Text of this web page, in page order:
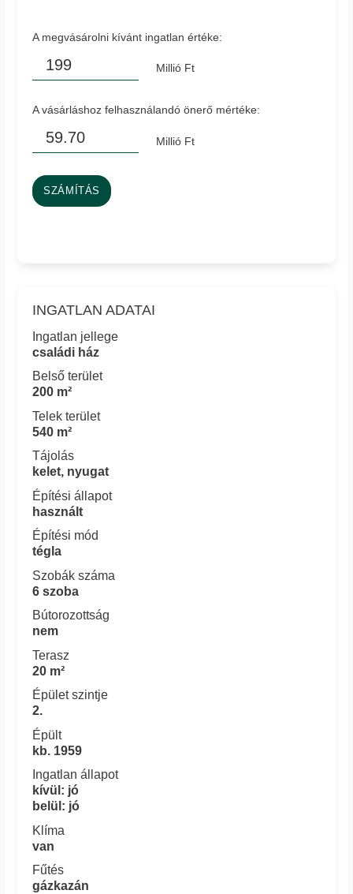
A megvásárolni kívánt ingatlan értéke:
Millió Ft
A vásárláshoz felhasználandó önerő mértéke:
Millió Ft
SZÁMÍTÁS
INGATLAN ADATAI
Ingatlan jellege
családi ház
Belső terület
200 m²
Telek terület
540 m²
Tájolás
kelet, nyugat
Építési állapot
használt
Építési mód
tégla
Szobák száma
6 szoba
Bútorozottság
nem
Terasz
20 m²
Épület szintje
2.
Épült
kb. 1959
Ingatlan állapot
kívül: jó
belül: jó
Klíma
van
Fűtés
gázkazán